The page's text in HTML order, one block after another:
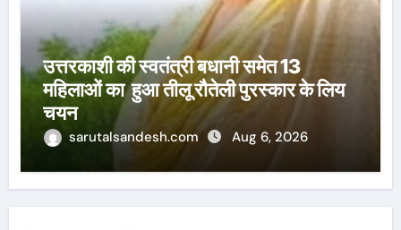
उत्तरकाशी की स्वतंत्री बधानी समेत 13
महिलाओं का हुआ तीलू रौतेली पुरस्कार के लिय
चयन
sarutalsandesh.com Aug 6, 2026